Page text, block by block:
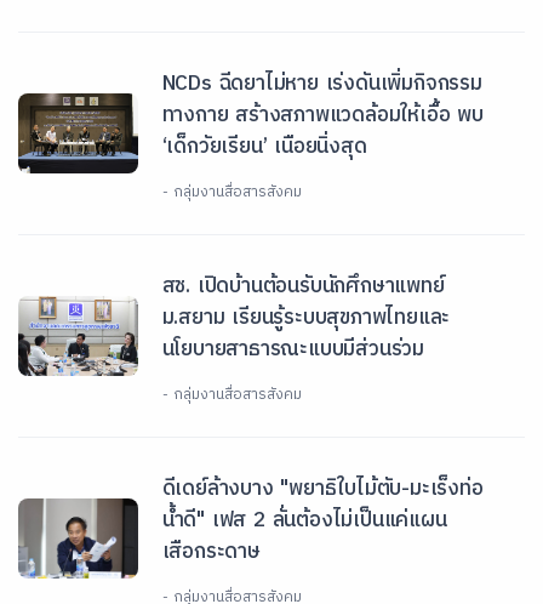
NCDs ฉีดยาไม่หาย เร่งดันเพิ่มกิจกรรม
ทางกาย สร้างสภาพแวดล้อมให้เอื้อ พบ
‘เด็กวัยเรียน’ เนือยนิ่งสุด
- กลุ่มงานสื่อสารสังคม
สช. เปิดบ้านต้อนรับนักศึกษาแพทย์
ม.สยาม เรียนรู้ระบบสุขภาพไทยและ
นโยบายสาธารณะแบบมีส่วนร่วม
- กลุ่มงานสื่อสารสังคม
ดีเดย์ล้างบาง "พยาธิใบไม้ตับ-มะเร็งท่อ
น้ำดี" เฟส 2 ลั่นต้องไม่เป็นแค่แผน
เสือกระดาษ
- กลุ่มงานสื่อสารสังคม